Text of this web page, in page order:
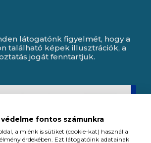
látogatónk figyelmét, hogy a
található képek illusztrációk, a
jogát fenntartjuk.
fontos számunkra
a miénk is sütiket (cookie-kat) használ a
érdekében. Ezt látogatóink adatainak